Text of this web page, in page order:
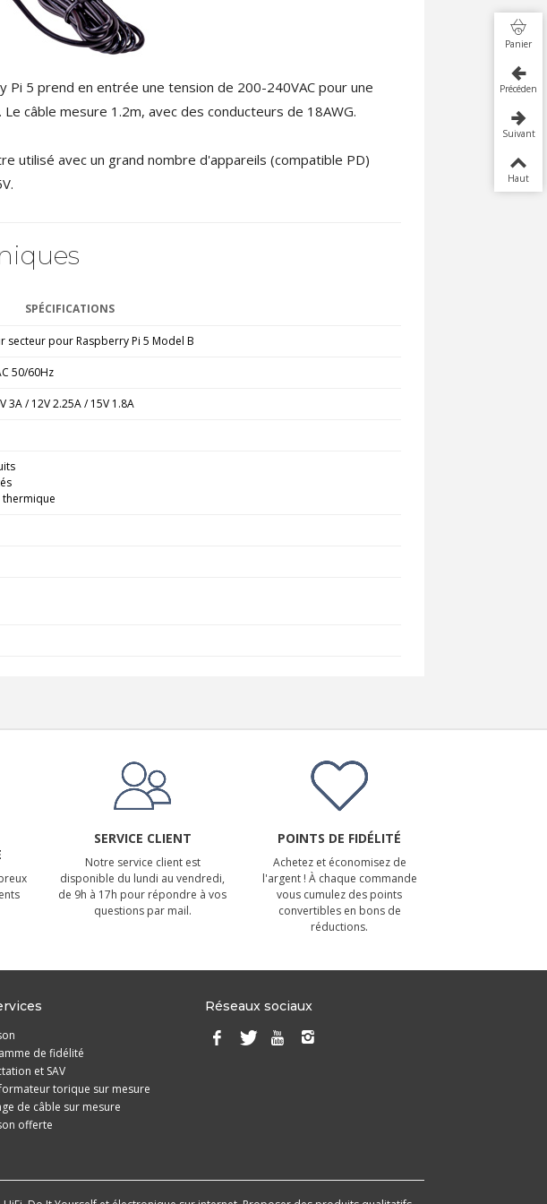
5 prend en entrée une tension de 200-240VAC pour une
câble mesure 1.2m, avec des conducteurs de 18AWG.
utilisé avec un grand nombre d'appareils (compatible PD)
SPÉCIFICATIONS
secteur pour Raspberry Pi 5 Model B
50/60Hz
3A / 12V 2.25A / 15V 1.8A
SERVICE CLIENT
Notre service client est
disponible du lundi au vendredi,
de 9h à 17h pour répondre à vos
questions par mail.
POINTS DE FIDÉLITÉ
Achetez et économisez de
l'argent ! À chaque commande
vous cumulez des points
convertibles en bons de
réductions.
de fidélité
et SAV
torique sur mesure
de câble sur mesure
offerte
Réseaux sociaux
Panier
Précédent
Suivant
Haut